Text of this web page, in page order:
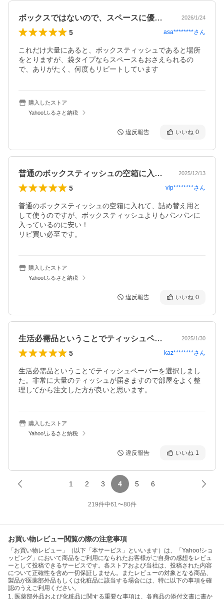
ボックスではないので、スペースに優しい 2026/1/24
5 asa********さん
これだけ大量にあると、ボックスティッシュであると場所
をとりますが、袋タイプならスペースもおさえられるの
で、ありがたく、何度もリピートしています
購入したストア
Yahoo!ふるさと納税
違反報告 いいね 0
普通のボックスティッシュの空箱に入れて… 2025/12/13
5 vip********さん
普通のボックスティッシュの空箱に入れて、詰め替え用と
して使うのですが、ボックスティッシュよりもパンパンに
入っているのに安い！
リピ買い必至です。
購入したストア
Yahoo!ふるさと納税
違反報告 いいね 0
生活必需品ということでティッシュペーパ… 2025/1/30
5 kaz********さん
生活必需品ということでティッシュペーパーを選択しまし
た。非常に大量のティッシュが届きますので部屋をよく整
理してから注文した方が良いと思います。
購入したストア
Yahoo!ふるさと納税
違反報告 いいね 1
1 2 3 4 5 6
219件中61〜80件
お買い物レビュー閲覧の際の注意事項
「お買い物レビュー」（以下「本サービス」といいます）は、「Yahoo!ショ
ッピング」において商品をご利用になられたお客様がご自身の感想をレビュ
ーとして投稿できるサービスです。各ストアおよび当社は、投稿された内容
について正確性を含め一切保証しません。またレビューの対象となる商品、
製品が医薬部外品もしくは化粧品に該当する場合には、特に以下の事項を確
認のうえご利用ください。
1. 医薬部外品および化粧品に関する重要な事項は、各商品の添付文書に書か